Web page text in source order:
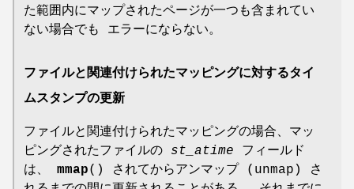
た範囲内にマップされたページが一つも含まれてい
ない場合でも エラーにならない。
ファイルと関連付けられたマッピングに対するタイ
ムスタンプの更新
ファイルと関連付けられたマッピングの場合、マッ
ピングされたファイルの st_atime フィールド
は、 mmap() されてからアンマップ (unmap) さ